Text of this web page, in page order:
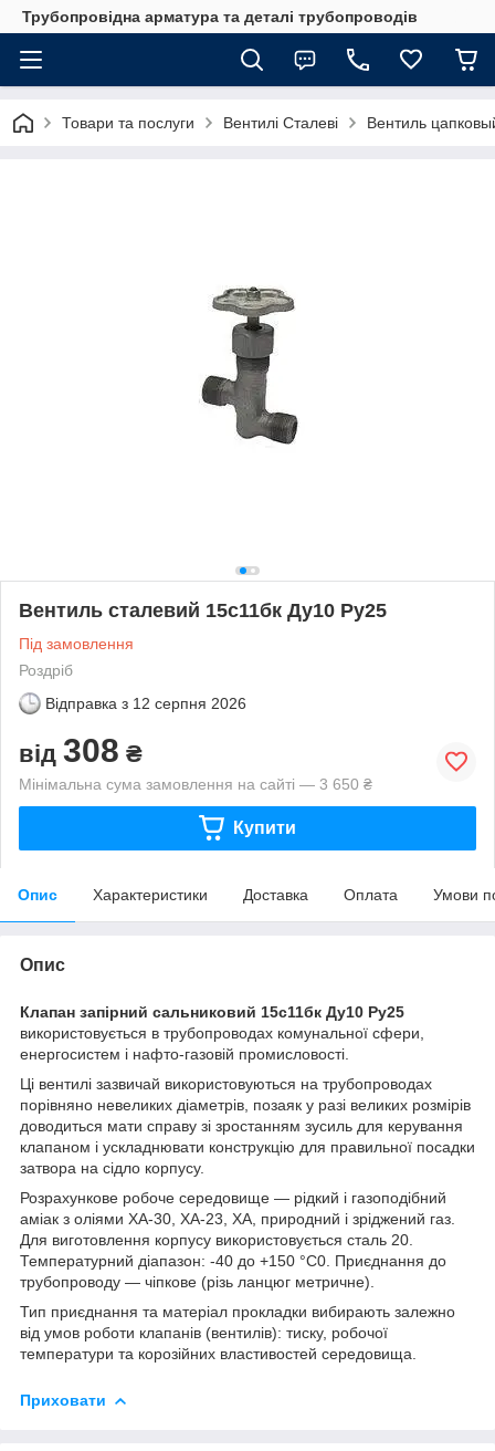
Трубопровідна арматура та деталі трубопроводів
Товари та послуги Вентилі Сталеві Вентиль
Вентиль сталевий 15с11бк Ду10 Ру25
Під замовлення
Роздріб
Відправка з 12 серпня 2026
від 308 ₴
Мінімальна сума замовлення на сайті — 3 650 ₴
Купити
Опис Характеристики Доставка Оплата Умови
Опис
Клапан запірний сальниковий 15с11бк Ду10 Ру25
використовується в трубопроводах комунальної сфери,
енергосистем і нафто-газовій промисловості.
Ці вентилі зазвичай використовуються на трубопроводах
порівняно невеликих діаметрів, позаяк у разі великих розмірів
доводиться мати справу зі зростанням зусиль для керування
клапаном і ускладнювати конструкцію для правильної посадки
затвора на сідло корпусу.
Розрахункове робоче середовище — рідкий і газоподібний
аміак з оліями ХА-30, ХА-23, ХА, природний і зріджений газ.
Для виготовлення корпусу використовується сталь 20.
Температурний діапазон: -40 до +150 °C0 . Приєднання до
трубопроводу — чіпкове (різь ланцюг метричне).
Тип приєднання та матеріал прокладки вибирають залежно
від умов роботи клапанів (вентилів): тиску, робочої
температури та корозійних властивостей середовища.
Приховати